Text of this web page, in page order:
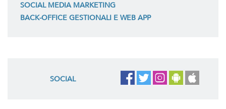
SOCIAL MEDIA MARKETING
BACK-OFFICE GESTIONALI E WEB APP
SOCIAL